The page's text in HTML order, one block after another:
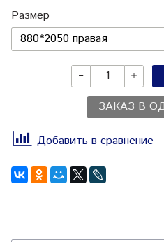
Размер
ЗАКАЗ В
Добавить в сравнение